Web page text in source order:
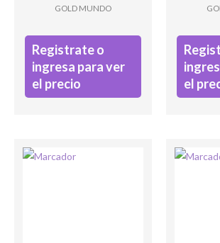
GOLD MUNDO
Registrate o
ingresa para ver
el precio
el